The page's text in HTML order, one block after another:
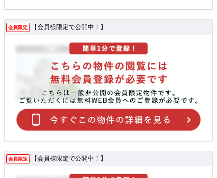
会員限定 【会員様限定で公開中！】
会員限定 【会員様限定で公開中！】